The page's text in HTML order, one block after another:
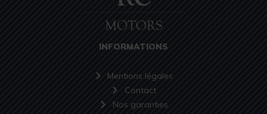
INFORMATIONS
Mentions légales
Contact
Nos garanties